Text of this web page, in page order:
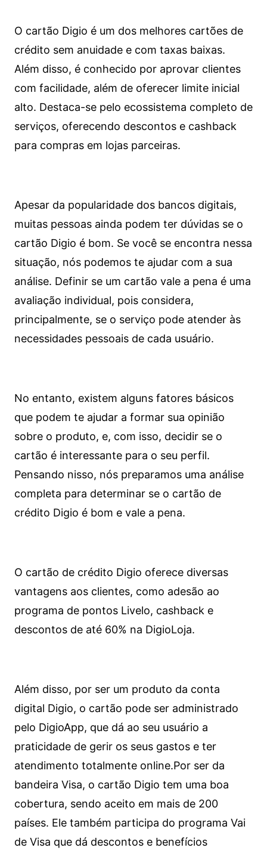
O cartão Digio é um dos melhores cartões de
crédito sem anuidade e com taxas baixas.
Além disso, é conhecido por aprovar clientes
com facilidade, além de oferecer limite inicial
alto. Destaca-se pelo ecossistema completo de
serviços, oferecendo descontos e cashback
para compras em lojas parceiras.
Apesar da popularidade dos bancos digitais,
muitas pessoas ainda podem ter dúvidas se o
cartão Digio é bom. Se você se encontra nessa
situação, nós podemos te ajudar com a sua
análise. Definir se um cartão vale a pena é uma
avaliação individual, pois considera,
principalmente, se o serviço pode atender às
necessidades pessoais de cada usuário.
No entanto, existem alguns fatores básicos
que podem te ajudar a formar sua opinião
sobre o produto, e, com isso, decidir se o
cartão é interessante para o seu perfil.
Pensando nisso, nós preparamos uma análise
completa para determinar se o cartão de
crédito Digio é bom e vale a pena.
O cartão de crédito Digio oferece diversas
vantagens aos clientes, como adesão ao
programa de pontos Livelo, cashback e
descontos de até 60% na DigioLoja.
Além disso, por ser um produto da conta
digital Digio, o cartão pode ser administrado
pelo DigioApp, que dá ao seu usuário a
praticidade de gerir os seus gastos e ter
atendimento totalmente online.Por ser da
bandeira Visa, o cartão Digio tem uma boa
cobertura, sendo aceito em mais de 200
países. Ele também participa do programa Vai
de Visa que dá descontos e benefícios